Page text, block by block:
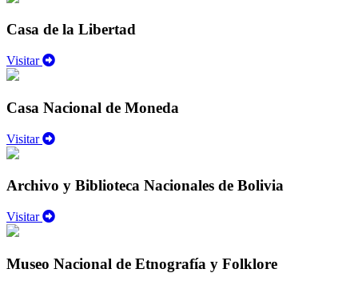
Casa de la Libertad
Visitar
Casa Nacional de Moneda
Visitar
Archivo y Biblioteca Nacionales de Bolivia
Visitar
Museo Nacional de Etnografía y Folklore